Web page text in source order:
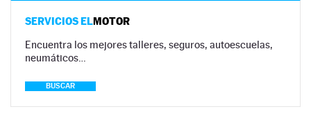
SERVICIOS ELMOTOR
Encuentra los mejores talleres, seguros, autoescuelas,
neumáticos…
BUSCAR